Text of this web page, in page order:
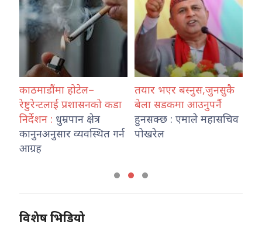
काठमाडौंमा होटेल–
रेष्टुरेन्टलाई प्रशासनको कडा
निर्देशन : धुम्रपान क्षेत्र
कानुनअनुसार व्यवस्थित गर्न
आग्रह
तयार भएर बस्नुस,जुनसुकै
बेला सडकमा आउनुपर्नै
हुनसक्छ : एमाले महासचिव
पोखरेल
विशेष भिडियो